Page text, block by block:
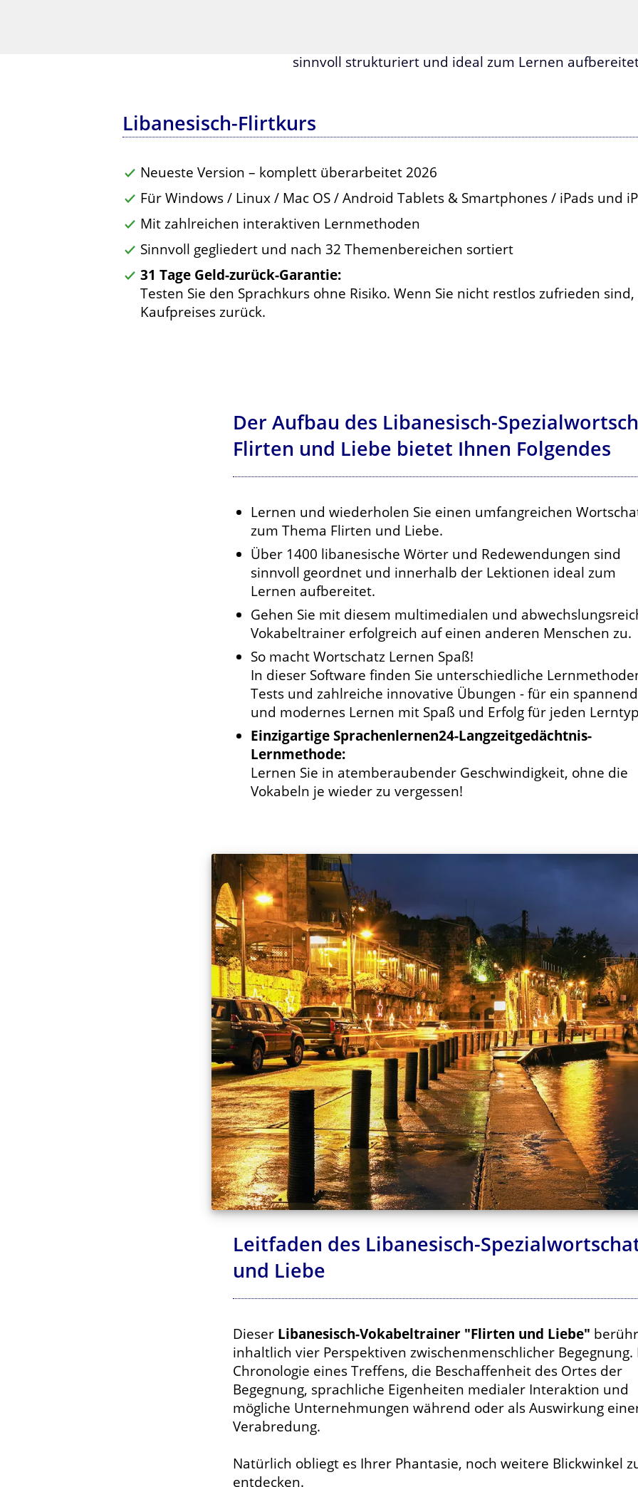
sinnvoll strukturiert und ideal zum Lernen
Libanesisch-Flirtkurs
Neueste Version – komplett überarbeitet 2026
Für Windows / Linux / Mac OS / Android Tablets & Smartphones / iPads und
Mit zahlreichen interaktiven Lernmethoden
Sinnvoll gegliedert und nach 32 Themenbereichen sortiert
31 Tage Geld-zurück-Garantie:
Testen Sie den Sprachkurs ohne Risiko. Wenn Sie nicht restlos zufrieden
Kaufpreises zurück.
Der Aufbau des Libanesisch-
Flirten und Liebe bietet Ihnen Folgendes
Lernen und wiederholen Sie einen umfangreichen
zum Thema Flirten und Liebe.
Über 1400 libanesische Wörter und Redewendungen sind
sinnvoll geordnet und innerhalb der Lektionen ideal zum
Lernen aufbereitet.
Gehen Sie mit diesem multimedialen und
Vokabeltrainer erfolgreich auf einen anderen Menschen zu.
So macht Wortschatz Lernen Spaß!
In dieser Software finden Sie unterschiedliche
Tests und zahlreiche innovative Übungen - für ein
und modernes Lernen mit Spaß und Erfolg für jeden
Einzigartige Sprachenlernen24-Langzeitgedächtnis-
Lernmethode:
Lernen Sie in atemberaubender Geschwindigkeit, ohne die
Vokabeln je wieder zu vergessen!
Leitfaden des Libanesisch-
und Liebe
Dieser Libanesisch-Vokabeltrainer "Flirten und Liebe"
inhaltlich vier Perspektiven zwischenmenschlicher Begegnung.
Chronologie eines Treffens, die Beschaffenheit des Ortes der
Begegnung, sprachliche Eigenheiten medialer Interaktion und
mögliche Unternehmungen während oder als Auswirkung
Verabredung.
Natürlich obliegt es Ihrer Phantasie, noch weitere Blickwinkel
entdecken.